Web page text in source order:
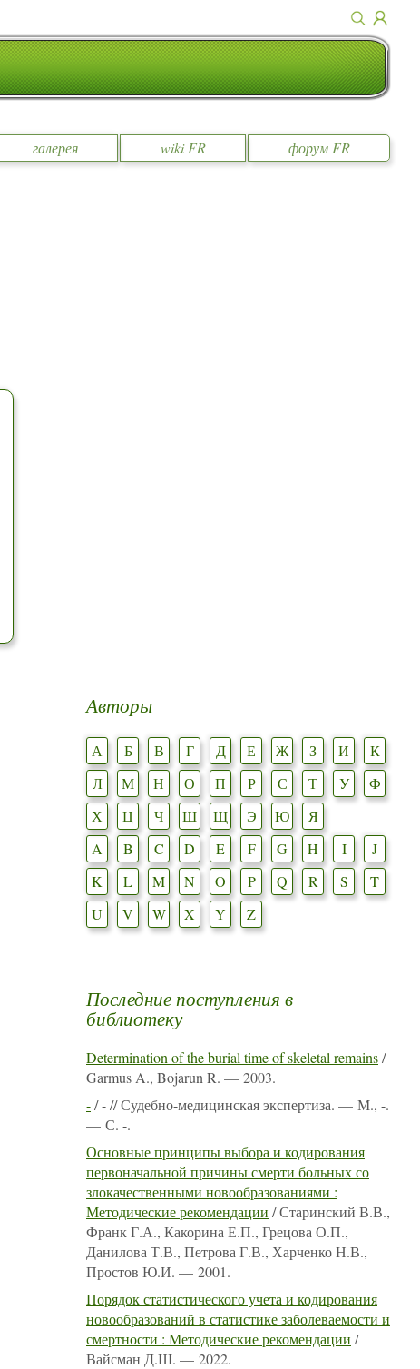
галерея wiki FR форум FR
Авторы
А Б В Г Д Е Ж З И
К
Л
М Н О П Р С Т У
Ф
Х
Ц Ч Ш Щ Э Ю
Я
A
B C D E F G H I
J
K
L M N O P Q R S
T
U
V W X Y Z
Последние поступления в
библиотеку
Determination of the burial time of skeletal remains/
Garmus A., Bojarun R. — 2003.
-/ - // Судебно-медицинская экспертиза. — М., -.
— С. -.
Основные принципы выбора и кодирования
первоначальной причины смерти больных со
злокачественными новообразованиями :
Методические рекомендации / Старинский В.В.,
Франк Г.А., Какорина Е.П., Грецова О.П.,
Данилова Т.В., Петрова Г.В., Харченко Н.В.,
Простов Ю.И. — 2001.
Порядок статистического учета и кодирования
новообразований в статистике заболеваемости и
смертности : Методические рекомендации /
Вайсман Д.Ш. — 2022.